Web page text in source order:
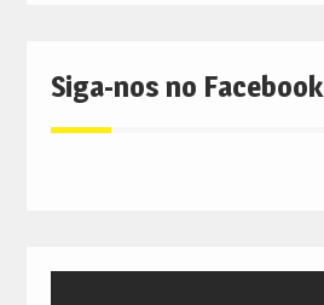
Siga-nos no Facebook